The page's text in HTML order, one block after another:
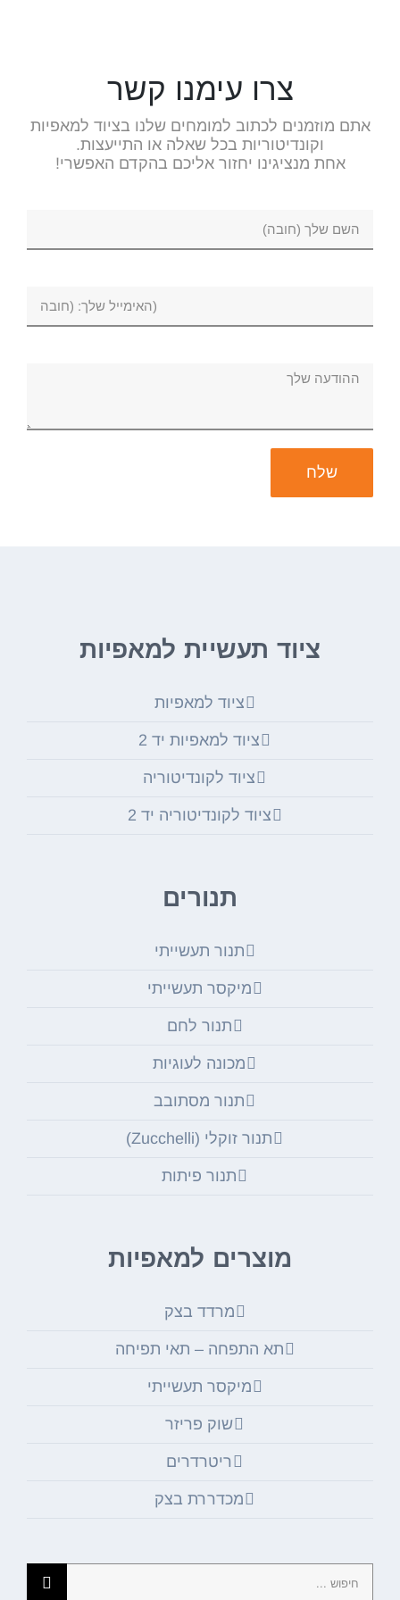
צרו עימנו קשר
אתם מוזמנים לכתוב למומחים שלנו בציוד למאפיות
וקונדיטוריות בכל שאלה או התייעצות.
אחת מנציגינו יחזור אליכם בהקדם האפשרי!
ציוד תעשיית למאפיות
ציוד למאפיות
ציוד למאפיות יד 2
ציוד לקונדיטוריה
ציוד לקונדיטוריה יד 2
תנורים
תנור תעשייתי
מיקסר תעשייתי
תנור לחם
מכונה לעוגיות
תנור מסתובב
תנור זוקלי (Zucchelli)
תנור פיתות
מוצרים למאפיות
מרדד בצק
תא התפחה – תאי תפיחה
מיקסר תעשייתי
שוק פריזר
ריטרדרים
מכדררת בצק